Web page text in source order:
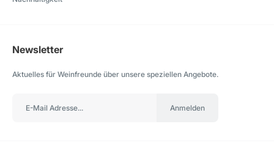
Newsletter
Aktuelles für Weinfreunde über unsere speziellen Angebote.
Anmelden